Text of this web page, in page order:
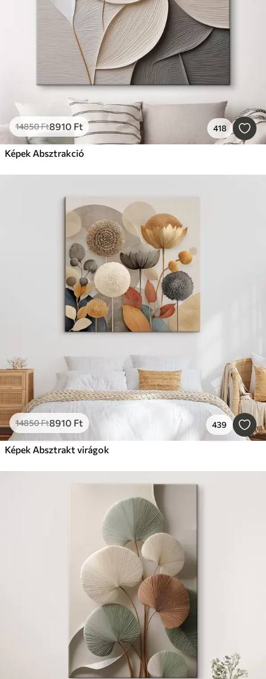
14850Ft8910 Ft 418
Képek Absztrakció
14850Ft8910 Ft 439
Képek Absztrakt virágok